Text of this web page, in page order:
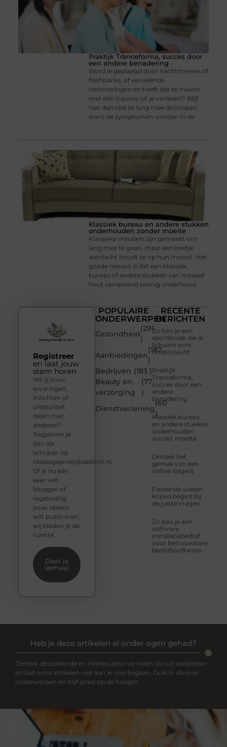
Praktijk Tranceforma, succes door
een andere benadering
Word je geplaagd door nachtmerries of
flashbacks, of vervelende
herinneringen en heeft dat te maken
met een trauma uit je verleden? Blijf
hier dan niet te lang mee doorlopen,
want de symptomen worden in de
Klassiek bureau en andere stukken
onderhouden zonder moeite
Klassieke meubels zijn gemaakt om
lang mee te gaan, maar een beetje
aandacht houdt ze op hun mooist. Het
goede nieuws is dat een klassiek
bureau of andere stukken van massief
hout verrassend weinig onderhoud
POPULAIRE
ONDERWERPEN
Gezondheid
(291
)
Aanbiedingen
(187
)
Bedrijven (183 )
Beauty en
verzorging
(77
)
Dienstverlening
(60
)
RECENTE
BERICHTEN
Zo kies je een
sportbroek die je
lichaam echt
ondersteunt
Praktijk
Tranceforma,
succes door een
andere
benadering
Klassiek bureau
en andere stukken
onderhouden
zonder moeite
Ontdek het
gemak van een
online slagerij
Passende wielen
kopen begint bij
de juiste vragen
Zo kies je een
software
installatiebedrijf
voor betrouwbare
bedrijfssoftware
Registreer
en laat jouw
stem horen
Wil jij jouw
ervaringen,
inzichten of
creativiteit
delen met
anderen?
Registreer je
dan als
schrijver op
Massagepraktijkdebron.nl.
Of je nu één
keer wilt
bloggen of
regelmatig
jouw ideeën
wilt publiceren:
wij bieden je de
ruimte.
Deel je
verhaal
Heb je deze artikelen al onder ogen gehad?
Ontdek de boeiende en interessante verhalen die wij aanbieden
en laat onze artikelen niet aan je voorbijgaan. Duik in diverse
onderwerpen en blijf goed op de hoogte.